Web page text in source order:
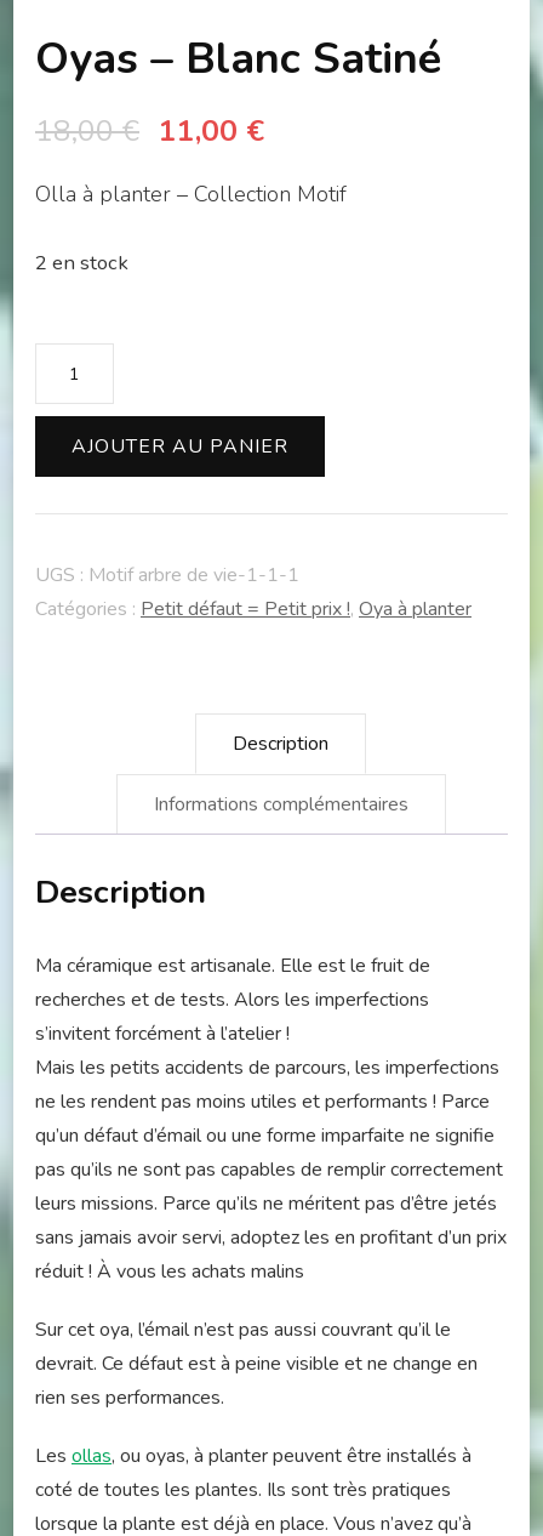
Oyas – Blanc Satiné
18,00€ Le
initial
11,00 €
actuel
Olla à planter – Collection Motif
2 en stock
quantité
de
Oyas
-
Blanc
AJOUTER AU PANIER
UGS : Motif arbre de vie-1-1-1
Catégories : Petit défaut = Petit prix !, Oya à planter
Description
Informations complémentaires
Description
Ma céramique est artisanale. Elle est le fruit de
recherches et de tests. Alors les imperfections
s’invitent forcément à l’atelier !
Mais les petits accidents de parcours, les imperfections
ne les rendent pas moins utiles et performants ! Parce
qu’un défaut d’émail ou une forme imparfaite ne signifie
pas qu’ils ne sont pas capables de remplir correctement
leurs missions. Parce qu’ils ne méritent pas d’être jetés
sans jamais avoir servi, adoptez les en profitant d’un prix
réduit ! À vous les achats malins
Sur cet oya, l’émail n’est pas aussi couvrant qu’il le
devrait. Ce défaut est à peine visible et ne change en
rien ses performances.
Les ollas, ou oyas, à planter peuvent être installés à
coté de toutes les plantes. Ils sont très pratiques
lorsque la plante est déjà en place. Vous n’avez qu’à